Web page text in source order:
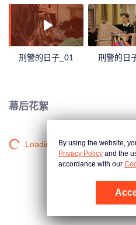
了更深刻的理解，成长为一名优秀的刑
出生入死积累的信任、家庭婚姻的变故
之重，他为能从事刑警工作保障社会安
刑警的日子_01 刑警的日
幕后花絮
Loading…By using the website,
Privacy Policy and the
accordance with our